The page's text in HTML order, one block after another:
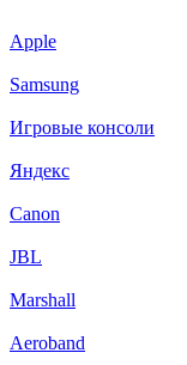
Apple
Samsung
Игровые консоли
Яндекс
Canon
JBL
Marshall
Aeroband